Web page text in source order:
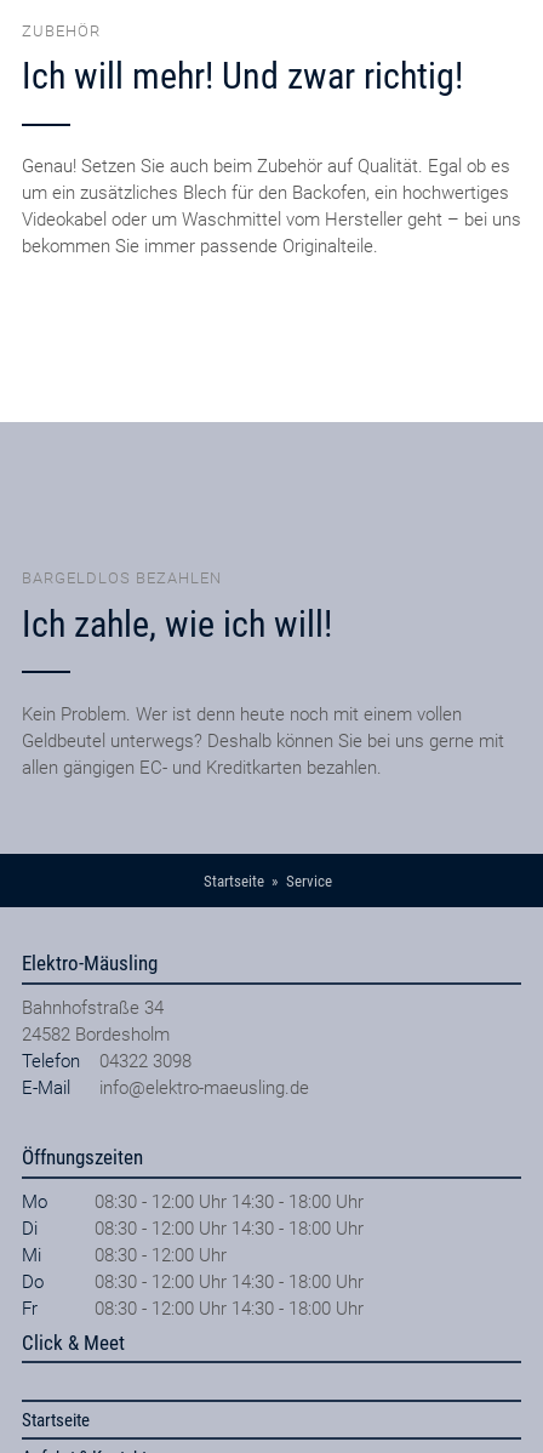
ZUBEHÖR
Ich will mehr! Und zwar richtig!
Genau! Setzen Sie auch beim Zubehör auf Qualität. Egal ob es
um ein zusätzliches Blech für den Backofen, ein hochwertiges
Videokabel oder um Waschmittel vom Hersteller geht – bei uns
bekommen Sie immer passende Originalteile.
BARGELDLOS BEZAHLEN
Ich zahle, wie ich will!
Kein Problem. Wer ist denn heute noch mit einem vollen
Geldbeutel unterwegs? Deshalb können Sie bei uns gerne mit
allen gängigen EC- und Kreditkarten bezahlen.
Startseite Service
Elektro-Mäusling
Bahnhofstraße 34
24582 Bordesholm
Telefon
04322 3098
E-Mail
info@elektro-maeusling.de
Öffnungszeiten
Mo
08:30 - 12:00 Uhr 14:30 - 18:00 Uhr
Di
08:30 - 12:00 Uhr 14:30 - 18:00 Uhr
Mi
08:30 - 12:00 Uhr
Do
08:30 - 12:00 Uhr 14:30 - 18:00 Uhr
Fr
08:30 - 12:00 Uhr 14:30 - 18:00 Uhr
Click & Meet
Startseite